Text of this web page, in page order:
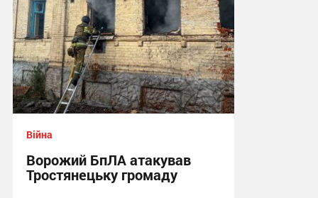
Війна
Ворожий БпЛА атакував
Тростянецьку громаду